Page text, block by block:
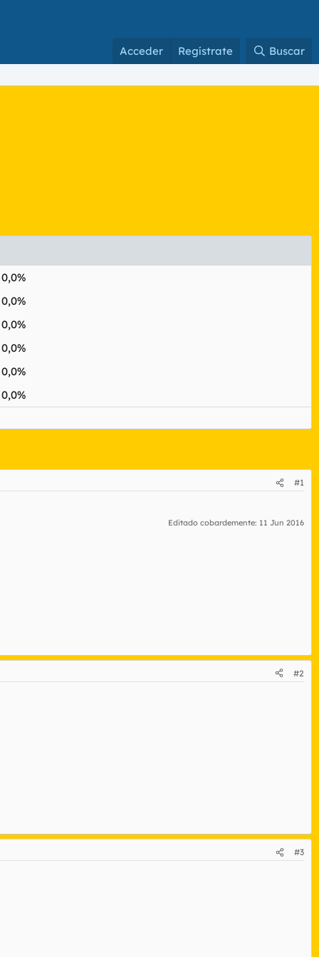
Acceder Regístrate Buscar
0,0%
0,0%
0,0%
0,0%
0,0%
0,0%
#1
Editado cobardemente: 11 Jun 2016
#2
#3